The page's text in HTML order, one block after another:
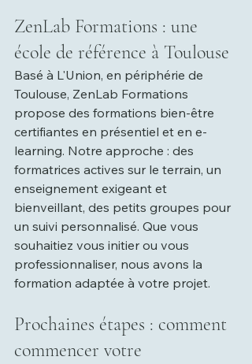
ZenLab Formations : une
école de référence à Toulouse
Basé à L'Union, en périphérie de
Toulouse, ZenLab Formations
propose des formations bien-être
certifiantes en présentiel et en e-
learning. Notre approche : des
formatrices actives sur le terrain, un
enseignement exigeant et
bienveillant, des petits groupes pour
un suivi personnalisé. Que vous
souhaitiez vous initier ou vous
professionnaliser, nous avons la
formation adaptée à votre projet.
Prochaines étapes : comment
commencer votre